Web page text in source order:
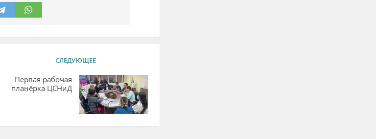
СЛЕДУЮЩЕЕ
Первая рабочая
планёрка ЦСНиД